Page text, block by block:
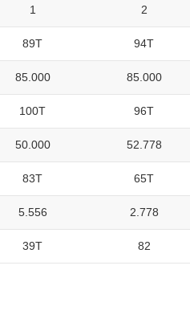
1 2
89T 94T
85.000 85.000
100T 96T
50.000 52.778
83T 65T
5.556 2.778
39T 82